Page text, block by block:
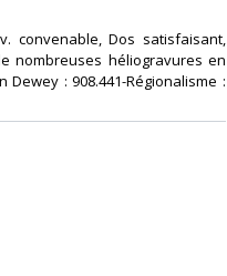
convenable, Dos satisfaisant,
nombreuses héliogravures en
: 908.441-Régionalisme :